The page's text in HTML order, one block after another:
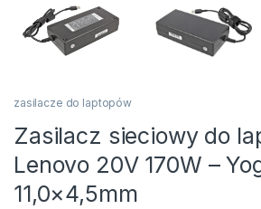
zasilacze do laptopów
Zasilacz sieciowy do
Lenovo 20V 170W –
11,0×4,5mm